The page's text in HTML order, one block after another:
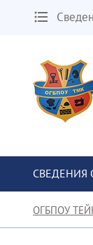
СВЕДЕНИЯ